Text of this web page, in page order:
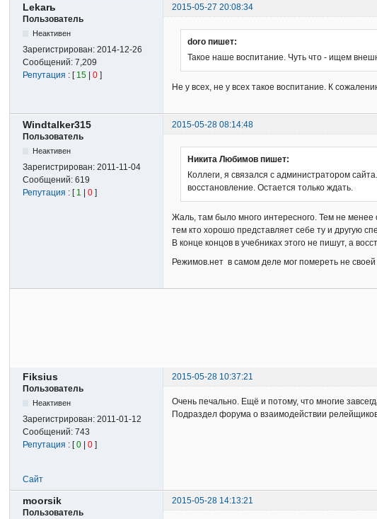
Lekarь
2015-05-27 20:08:34
Пользователь
Неактивен
Зарегистрирован:2014-12-26
Сообщений:7,209
Репутация : [ 15 |0 ]
doro пишет:
Такое наше воспитание. Чуть что - ищем
Не у всех, не у всех такое воспитание. К
Windtalker315
2015-05-28 08:14:48
Пользователь
Неактивен
Зарегистрирован:2011-11-04
Сообщений:619
Репутация : [ 1 |0 ]
Никита Любимов пишет:
Коллеги, я связался с администратором
восстановление. Остается только ждать.
Жаль, там было много интересного. Тем не
тем кто хорошо представляет себе ту и другую
В конце концов в учебниках этого не пишут, а
Режимов.нет в самом деле мог помереть не
Fiksius
2015-05-28 10:37:21
Пользователь
Неактивен
Зарегистрирован:2011-01-12
Сообщений:743
Репутация : [0 |0 ]
Очень печально. Ещё и потому, что многие
Подраздел форума о взаимодействии
Сайт
moorsik
2015-05-28 14:13:21
Пользователь